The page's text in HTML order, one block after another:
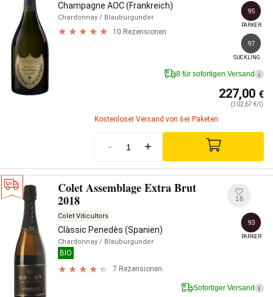
Champagne AOC (Frankreich)
Chardonnay / Blauburgunder
10 Rezensionen
95
PARKER
97
SUCKLING
8 für sofortigen Versand i
227,00 €
(302,67 €/l)
Kostenloser Versand von 6er Paketen
- +
Colet Assemblage Extra Brut
2018
Colet Viticultors
Clàssic Penedès (Spanien)
Chardonnay / Blauburgunder
BIO
7 Rezensionen
18
93
PARKER
Sofortiger Versand i